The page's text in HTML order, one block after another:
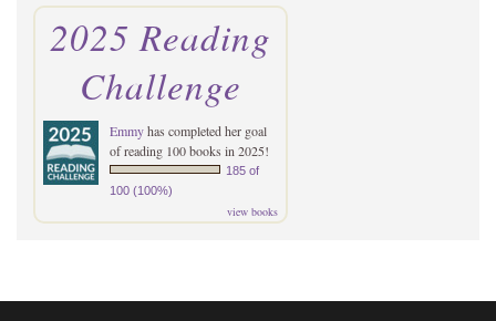
2025 Reading
Challenge
Emmyhas completed her goal
of reading 100 books in 2025!
185 of
100 (100%)
view books